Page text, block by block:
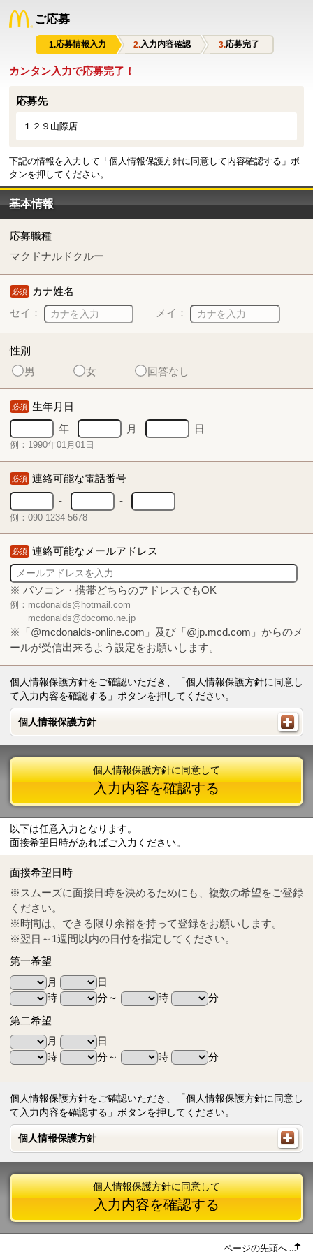
ご応募
応募情報入力 入力内容確認 応募完了
カンタン入力で応募完了！
応募先
１２９山際店
下記の情報を入力して「個人情報保護方針に同意して内容確認する」ボ
タンを押してください。
基本情報
応募職種
マクドナルドクルー
必須 カナ姓名
セイ：
メイ：
性別
男
女 回答なし
必須 生年月日
年
月 日
例：1990年01月01日
必須 連絡可能な電話番号
-
-
例：090-1234-5678
必須 連絡可能なメールアドレス
※ パソコン・携帯どちらのアドレスでもOK
例：mcdonalds@hotmail.com
mcdonalds@docomo.ne.jp
※「@mcdonalds-online.com」及び「@jp.mcd.com」からのメ
ールが受信出来るよう設定をお願いします。
個人情報保護方針をご確認いただき、「個人情報保護方針に同意し
て入力内容を確認する」ボタンを押してください。
個人情報保護方針
個人情報保護方針
Tel
0570-55-0314
個人情報保護方針に同意して
入力内容を確認する
以下は任意入力となります。
面接希望日時があればご入力ください。
面接希望日時
※スムーズに面接日時を決めるためにも、複数の希望をご登録
ください。
※時間は、できる限り余裕を持って登録をお願いします。
※翌日～1週間以内の日付を指定してください。
第一希望
月
日
時
分～ 時
分
第二希望
月
日
時
分～ 時 分
個人情報保護方針をご確認いただき、「個人情報保護方針に同意し
て入力内容を確認する」ボタンを押してください。
個人情報保護方針
個人情報保護方針
個人情報保護方針に同意して
入力内容を確認する
ページの先頭へ